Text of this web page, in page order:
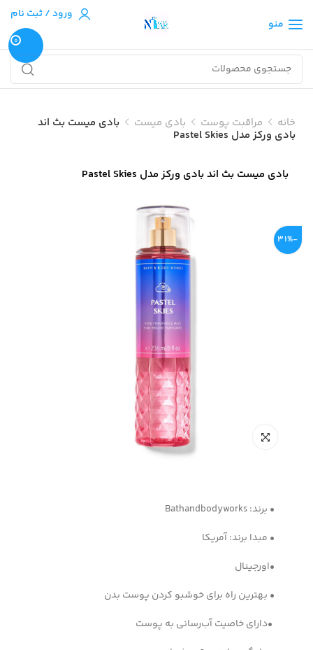
منو
ورود / ثبت نام
0
خانه مراقبت پوست بادی میست بادی میست بث اند
بادی ورکز مدل Pastel Skies
-31%
بادی میست بث اند بادی ورکز مدل Pastel Skies
• برند: Bathandbodyworks
• مبدا برند: آمریکا
•اورجینال
• بهترین راه برای خوشبو کردن پوست بدن
•دارای خاصیت آب‌رسانی به پوست